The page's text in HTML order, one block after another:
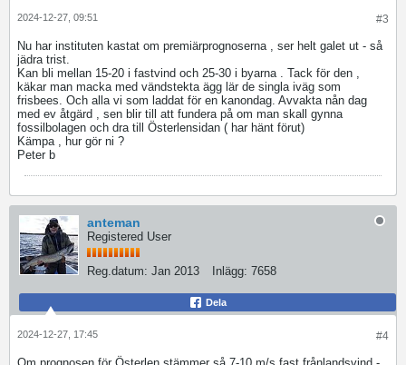
#3
2024-12-27, 09:51
Nu har instituten kastat om premiärprognoserna , ser helt galet ut - så
jädra trist.
Kan bli mellan 15-20 i fastvind och 25-30 i byarna . Tack för den ,
käkar man macka med vändstekta ägg lär de singla iväg som
frisbees. Och alla vi som laddat för en kanondag. Avvakta nån dag
med ev åtgärd , sen blir till att fundera på om man skall gynna
fossilbolagen och dra till Österlensidan ( har hänt förut)
Kämpa , hur gör ni ?
Peter b
anteman
Registered User
Reg.datum: Jan 2013 Inlägg: 7658
Dela
#4
2024-12-27, 17:45